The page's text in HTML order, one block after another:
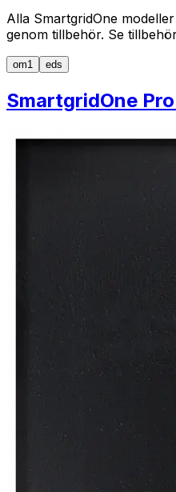
Alla SmartgridOne
genom tillbehör. Se
om1 eds
SmartgridOne Pro